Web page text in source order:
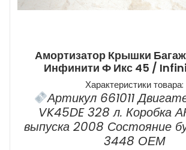
Амортизатор Крышки
Инфинити Ф Икс 45 /
Характеристики товара:
Артикул 661011
VK45DE 328 л. Коробка
выпуска 2008 Состояние
3448 ОЕМ